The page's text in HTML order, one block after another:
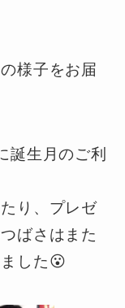
様子をお届
誕生月のご利
り、プレゼ
ばさはまた
した😮